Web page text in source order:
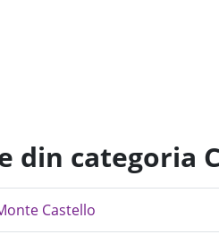
din categoria
Castello